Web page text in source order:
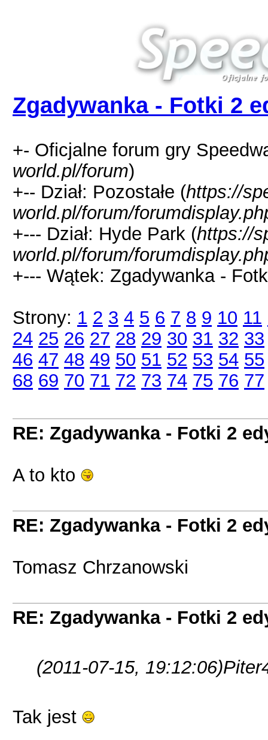
Zgadywanka - Fotki 2
+- Oficjalne forum gry
world.pl/forum)
+-- Dział: Pozostałe (https://
world.pl/forum/
+--- Dział: Hyde Park (https://
world.pl/forum/
+--- Wątek: Zgadywanka -
Strony: 1 2 3 4 5 6 7 8 9 10 11
24 25 26 27 28 29 30 31 32 33
46 47 48 49 50 51 52 53 54 55
68 69 70 71 72 73 74 75 76 77
RE: Zgadywanka - Fotki 2
A to kto
RE: Zgadywanka - Fotki 2
Tomasz Chrzanowski
RE: Zgadywanka - Fotki 2
(2011-07-15, 19:12:06)
Tak jest